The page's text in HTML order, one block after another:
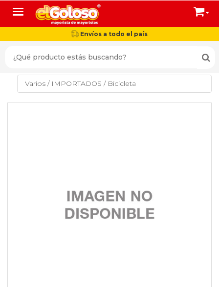
Toggle navigation
Envíos a todo el país
Varios / IMPORTADOS / Bicicleta